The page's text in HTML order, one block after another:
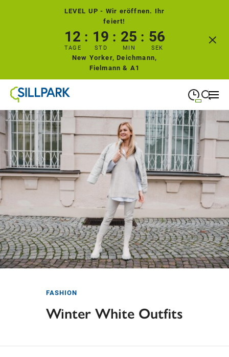
LEVEL UP - Wir eröffnen. Ihr
feiert!
12
TAGE
19
STD
25
MIN
55
SEK
New Yorker, Deichmann,
Fielmann & A1
Suche schließen
Montag
MONTAG 09:00—19:00
Dienstag
DIENSTAG 09:00— 19:00
Mittwoch
MITTWOCH 09:00—19:00
Donnerstag
DONNERSTAG 19:00
Freitag
FREITAG 09:00—19:00
Samstag
SAMSTAG 09:00—18:00
Wegbeschreibung
FASHION
Winter White Outfits